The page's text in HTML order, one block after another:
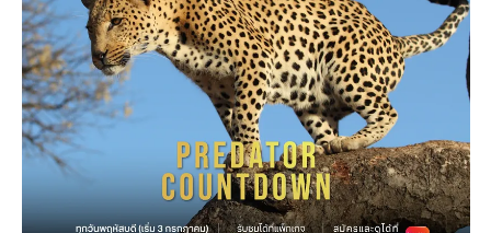
FAQs